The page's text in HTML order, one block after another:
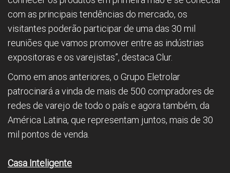
com as principais tendências do mercado, os
visitantes poderão participar de uma das 30 mil
reuniões que vamos promover entre as indústrias
expositoras e os varejistas”, destaca Clur.
Como em anos anteriores, o Grupo Eletrolar
patrocinará a vinda de mais de 500 compradores de
redes de varejo de todo o país e agora também, da
América Latina, que representam juntos, mais de 30
mil pontos de venda.
Casa Inteligente